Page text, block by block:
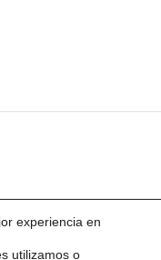
experiencia en
utilizamos o